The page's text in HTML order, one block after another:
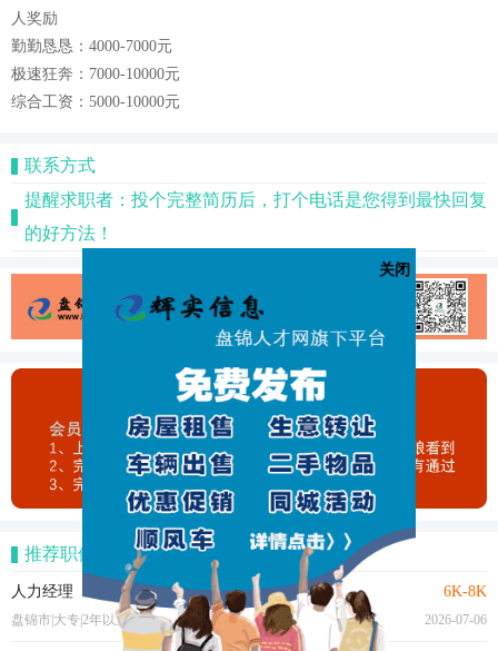
关闭
人奖励
勤勤恳恳：4000-7000元
极速狂奔：7000-10000元
综合工资：5000-10000元
联系方式
提醒求职者：投个完整简历后，打个电话是您得到最快回复
的好方法！
推荐职位
人力经理 6K-8K
盘锦市|大专|2年以上 2026-07-06